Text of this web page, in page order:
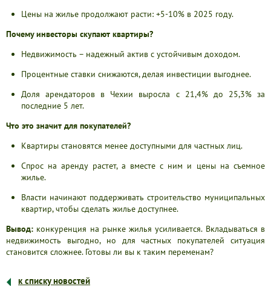
Цены на жилье продолжают расти: +5-10% в 2025 году.
Почему инвесторы скупают квартиры?
Недвижимость – надежный актив с устойчивым доходом.
Процентные ставки снижаются, делая инвестиции выгоднее.
Доля арендаторов в Чехии выросла с 21,4% до 25,3% за
последние 5 лет.
Что это значит для покупателей?
Квартиры становятся менее доступными для частных лиц.
Спрос на аренду растет, а вместе с ним и цены на съемное
жилье.
Власти начинают поддерживать строительство муниципальных
квартир, чтобы сделать жилье доступнее.
Вывод: конкуренция на рынке жилья усиливается. Вкладываться в
недвижимость выгодно, но для частных покупателей ситуация
становится сложнее. Готовы ли вы к таким переменам?
к списку новостей